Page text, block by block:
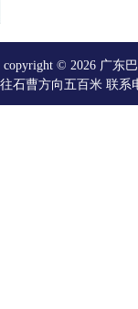
copyright © 2026 广东
石曹方向五百米 联系